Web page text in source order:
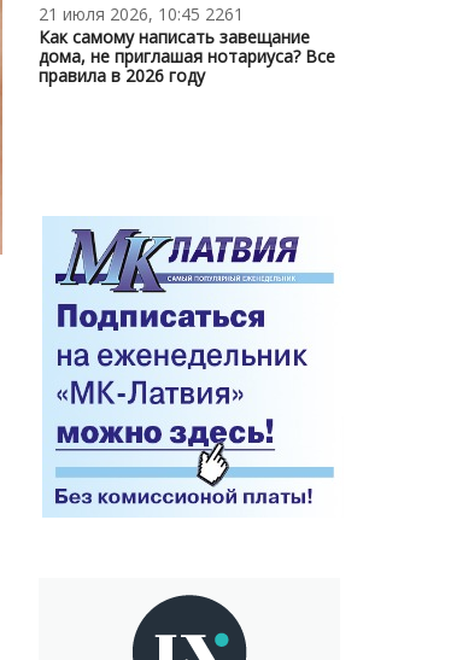
21 июля 2026, 10:45 2261
Как самому написать завещание
дома, не приглашая нотариуса? Все
правила в 2026 году